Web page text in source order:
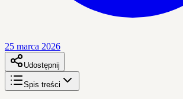
25 marca 2026
Udostępnij
Spis treści